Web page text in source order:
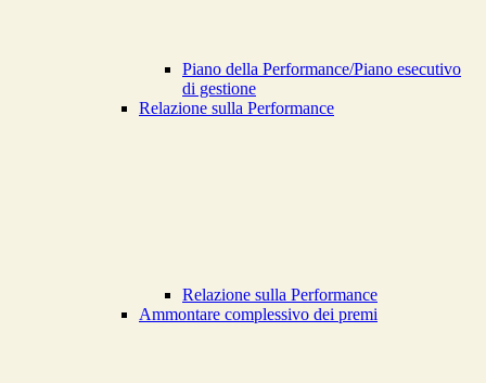
Piano della Performance/Piano esecutivo
di gestione
Relazione sulla Performance
Relazione sulla Performance
Ammontare complessivo dei premi